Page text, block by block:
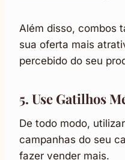
Além disso, combos
sua oferta mais
percebido do seu
5. Use Gatilhos
De todo modo,
campanhas do seu
fazer vender mais.